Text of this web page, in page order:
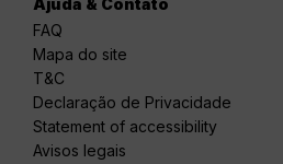
Ajuda & Contato
FAQ
Mapa do site
T&C
Declaração de Privacidade
Statement of accessibility
Avisos legais